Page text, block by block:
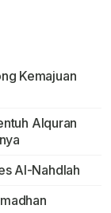
Kemajuan
Alquran
Al-Nahdlah